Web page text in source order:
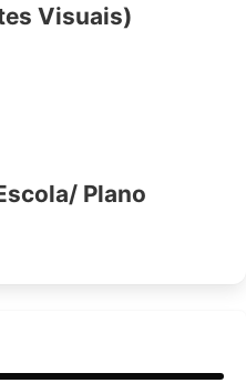
Visuais)
Plano